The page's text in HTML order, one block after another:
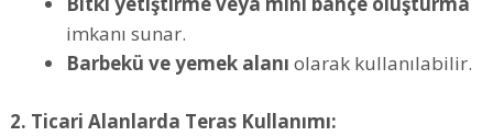
imkanı sunar.
Barbekü ve yemek alanı olarak kullanılabilir.
2. Ticari Alanlarda Teras Kullanımı: